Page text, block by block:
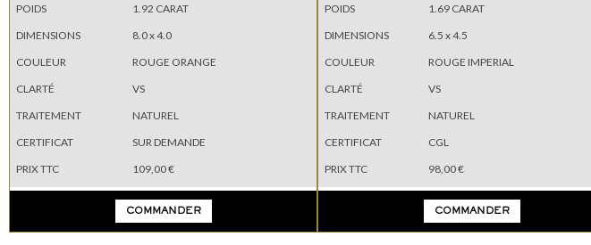
POIDS
1.92 CARAT
DIMENSIONS
8.0 x 4.0
COULEUR
ROUGE ORANGE
CLARTÉ
VS
TRAITEMENT
NATUREL
CERTIFICAT
SUR DEMANDE
PRIX TTC
109,00 €
COMMANDER
POIDS
1.69 CARAT
DIMENSIONS
6.5 x 4.5
COULEUR
ROUGE IMPERIAL
CLARTÉ
VS
TRAITEMENT
NATUREL
CERTIFICAT
CGL
PRIX TTC
98,00 €
COMMANDER